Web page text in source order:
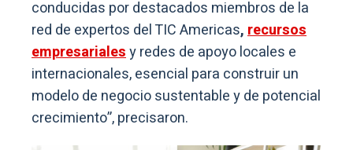
conducidas por destacados miembros de la
red de expertos del TIC Americas,recursos
empresarialesy redes de apoyo locales e
internacionales, esencial para construir un
modelo de negocio sustentable y de potencial
crecimiento”, precisaron.